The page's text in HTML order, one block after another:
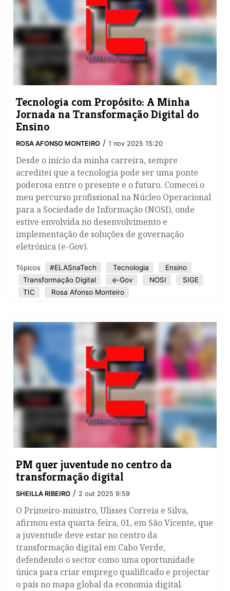
Tecnologia com Propósito: A Minha
Jornada na Transformação Digital do
Ensino
ROSA AFONSO MONTEIRO / 1 nov 2025 15:20
Desde o início da minha carreira, sempre
acreditei que a tecnologia pode ser uma ponte
poderosa entre o presente e o futuro. Comecei o
meu percurso profissional na Núcleo Operacional
para a Sociedade de Informação (NOSI), onde
estive envolvida no desenvolvimento e
implementação de soluções de governação
eletrónica (e-Gov).
Tópicos #ELASnaTech Tecnologia
Ensino
Transformação Digital
e-Gov NOSI
SIGE
TIC
Rosa Afonso Monteiro
PM quer juventude no centro da
transformação digital
SHEILLA RIBEIRO / 2 out 2025 9:59
O Primeiro-ministro, Ulisses Correia e Silva,
afirmou esta quarta-feira, 01, em São Vicente, que
a juventude deve estar no centro da
transformação digital em Cabo Verde,
defendendo o sector como uma oportunidade
única para criar emprego qualificado e projectar
o país no mapa global da economia digital.